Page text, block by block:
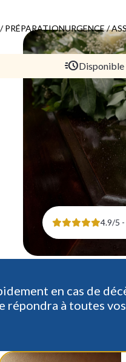
PRÉPARATIONURGENCE /
4.9/5
en cas de
répondra à toutes vos